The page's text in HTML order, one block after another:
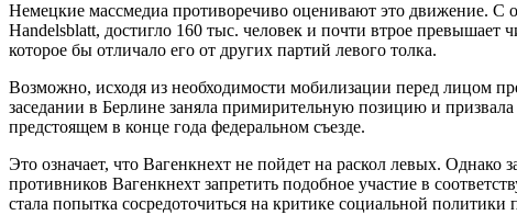
Немецкие массмедиа противоречиво оценивают это движение. С
Handelsblatt, достигло 160 тыс. человек и почти втрое
которое бы отличало его от других партий левого толка.
Возможно, исходя из необходимости мобилизации перед лицом
заседании в Берлине заняла примирительную позицию и
предстоящем в конце года федеральном съезде.
Это означает, что Вагенкнехт не пойдет на раскол левых.
противников Вагенкнехт запретить подобное участие в
стала попытка сосредоточиться на критике социальной